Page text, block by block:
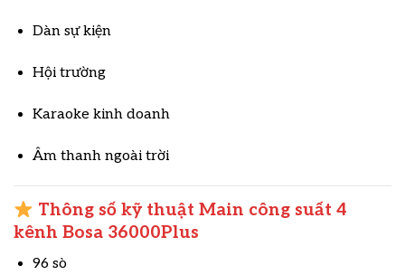
Dàn sự kiện
Hội trường
Karaoke kinh doanh
Âm thanh ngoài trời
Thông số kỹ thuật Main công suất 4
kênh Bosa 36000Plus
96 sò